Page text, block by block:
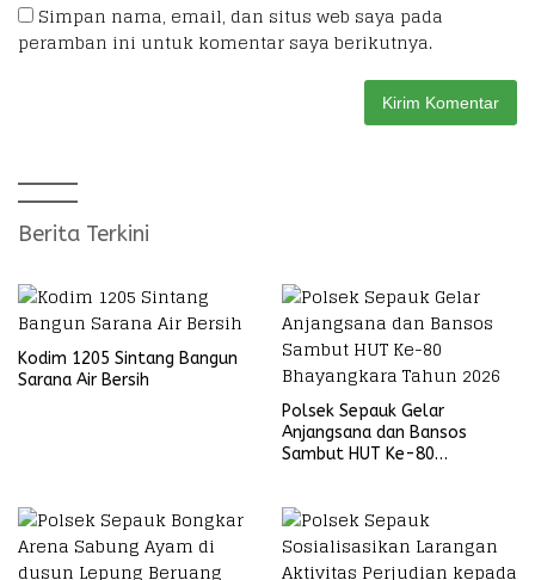
Simpan nama, email, dan situs web saya pada
peramban ini untuk komentar saya berikutnya.
Berita Terkini
Kodim 1205 Sintang Bangun
Sarana Air Bersih
Polsek Sepauk Gelar
Anjangsana dan Bansos
Sambut HUT Ke-80